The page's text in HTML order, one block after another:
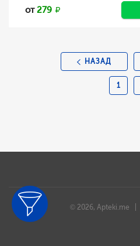
от279
НАЗАД
1
© 2026, Apteki.me |